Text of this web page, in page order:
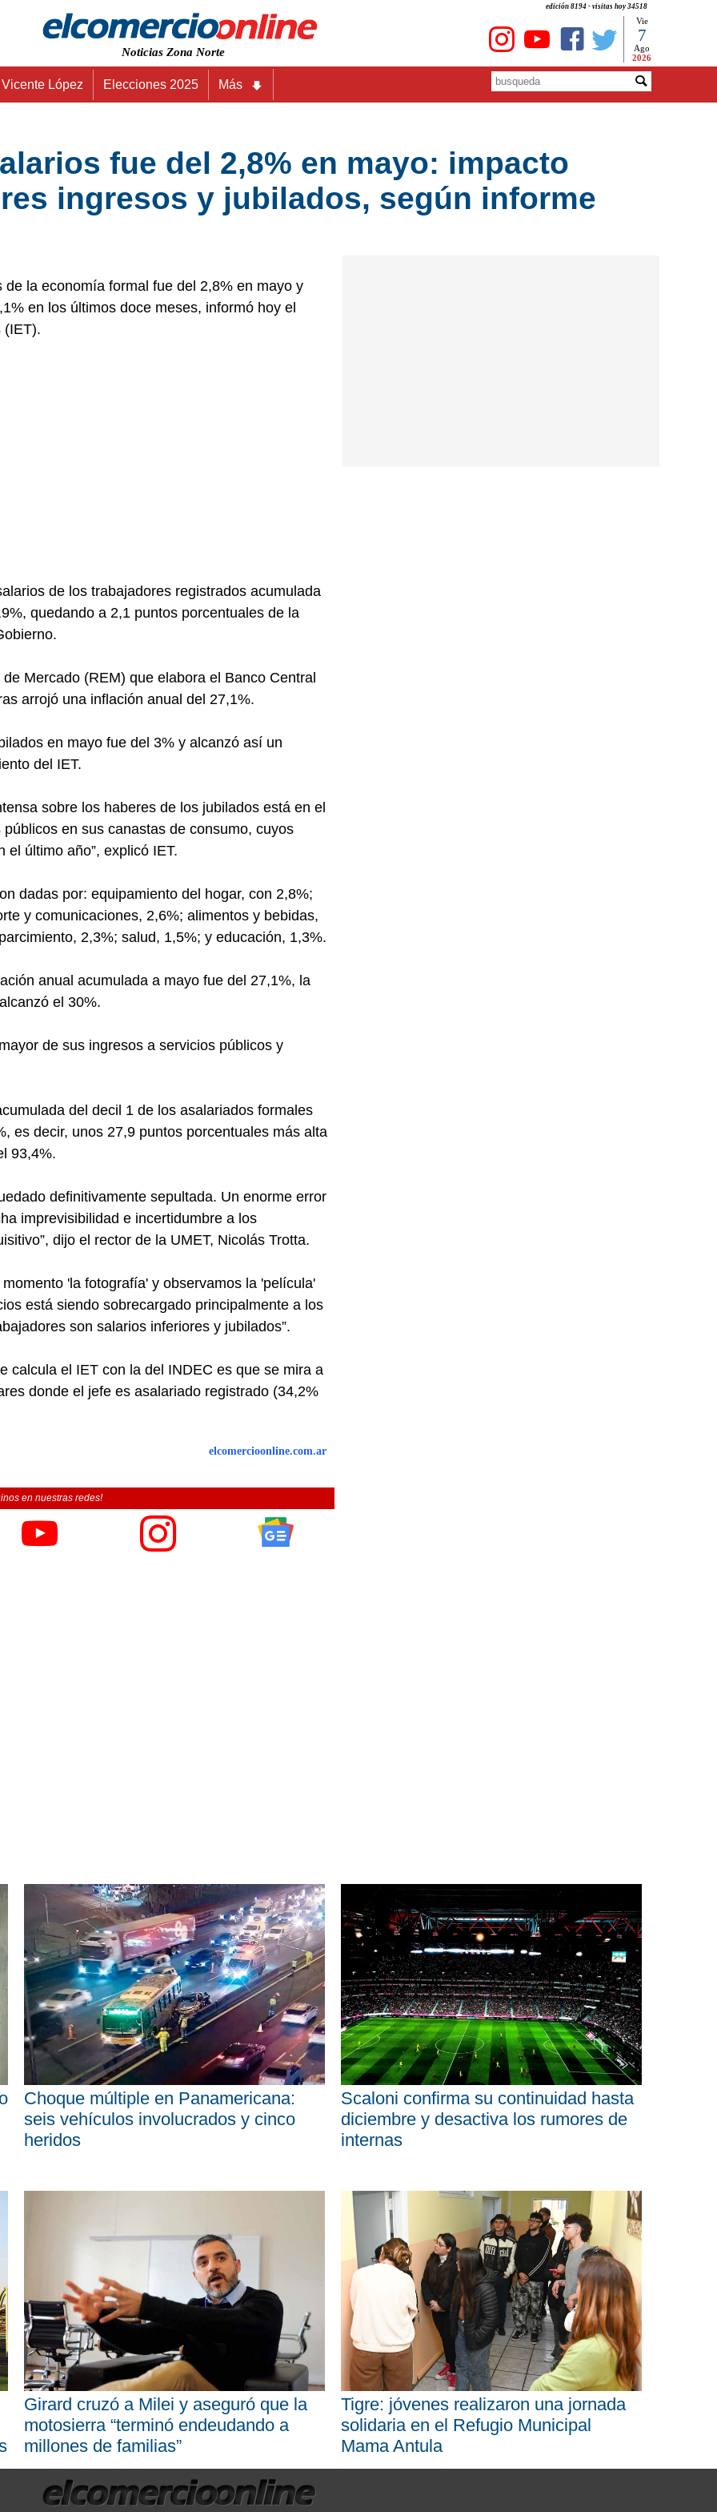
edición 8194 - visitas hoy 34518
Noticias Zona Norte
Vie
7
Ago
2026
Vicente López Elecciones 2025 Más
fue del 2,8% en mayo: impacto
ingresos y jubilados, según informe
la economía formal fue del 2,8% en mayo y
en los últimos doce meses, informó hoy el
(IET).
de los trabajadores registrados acumulada
quedando a 2,1 puntos porcentuales de la
Mercado (REM) que elabora el Banco Central
arrojó una inflación anual del 27,1%.
en mayo fue del 3% y alcanzó así un
del IET.
sobre los haberes de los jubilados está en el
en sus canastas de consumo, cuyos
último año”, explicó IET.
dadas por: equipamiento del hogar, con 2,8%;
y comunicaciones, 2,6%; alimentos y bebidas,
2,3%; salud, 1,5%; y educación, 1,3%.
anual acumulada a mayo fue del 27,1%, la
el 30%.
de sus ingresos a servicios públicos y
del decil 1 de los asalariados formales
es decir, unos 27,9 puntos porcentuales más alta
93,4%.
definitivamente sepultada. Un enorme error
imprevisibilidad e incertidumbre a los
dijo el rector de la UMET, Nicolás Trotta.
'la fotografía' y observamos la 'película'
está siendo sobrecargado principalmente a los
son salarios inferiores y jubilados”.
calcula el IET con la del INDEC es que se mira a
donde el jefe es asalariado registrado (34,2%
elcomercioonline.com.ar
en nuestras redes!
Choque múltiple en Panamericana:
seis vehículos involucrados y cinco
heridos
Scaloni confirma su continuidad hasta
diciembre y desactiva los rumores de
internas
Girard cruzó a Milei y aseguró que la
motosierra “terminó endeudando a
millones de familias”
Tigre: jóvenes realizaron una jornada
solidaria en el Refugio Municipal
Mama Antula